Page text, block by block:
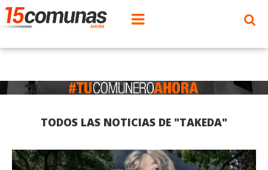
TODOS LAS NOTICIAS DE "TAKEDA"